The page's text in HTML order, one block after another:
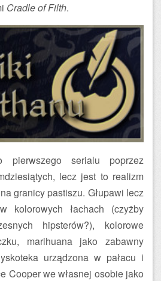
Cradle of Filth.
pierwszego serialu poprzez
lecz jest to realizm
granicy pastiszu. Głupawi lecz
kolorowych łachach (czyżby
hipsterów?), kolorowe
marihuana jako zabawny
urządzona w pałacu i
Cooper we własnej osobie jako